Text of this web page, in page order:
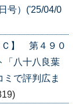
号）('25/04/0
Ｃ】 第４９０
八十八良葉
で評判広ま